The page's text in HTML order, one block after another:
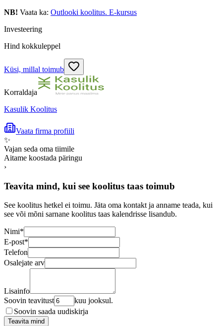
NB! Vaata ka: Outlooki koolitus. E-kursus
Investeering
Hind kokkuleppel
Küsi, millal toimub
Korraldaja
Kasulik Koolitus
Vaata firma profiili
✨
Vajan seda oma tiimile
Aitame koostada päringu
›
Teavita mind, kui see koolitus taas toimub
See koolitus hetkel ei toimu. Jäta oma kontakt ja anname teada, kui
see või mõni sarnane koolitus taas kalendrisse lisandub.
Nimi*
E-post*
Telefon
Osalejate arv
Lisainfo
Soovin teavitust
kuu jooksul.
Soovin saada uudiskirja
Teavita mind